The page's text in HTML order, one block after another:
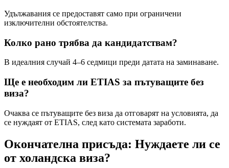
Удължавания се предоставят само при ограничени
изключителни обстоятелства.
Колко рано трябва да кандидатствам?
В идеалния случай 4–6 седмици преди датата на заминаване.
Ще е необходим ли ETIAS за пътуващите без
виза?
Очаква се пътуващите без виза да отговарят на условията, да
се нуждаят от ETIAS, след като системата заработи.
Окончателна присъда: Нуждаете ли се
от холандска виза?